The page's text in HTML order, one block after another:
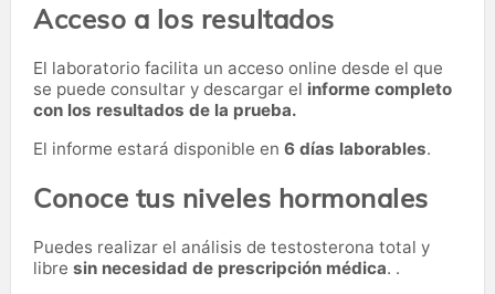
Acceso a los resultados
El laboratorio facilita un acceso online desde el que
se puede consultar y descargar el informe completo
con los resultados de la prueba.
El informe estará disponible en 6 días laborables.
Conoce tus niveles hormonales
Puedes realizar el análisis de testosterona total y
libre sin necesidad de prescripción médica. .